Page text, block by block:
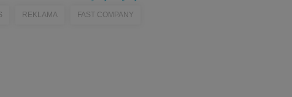
REKLAMA FAST COMPANY